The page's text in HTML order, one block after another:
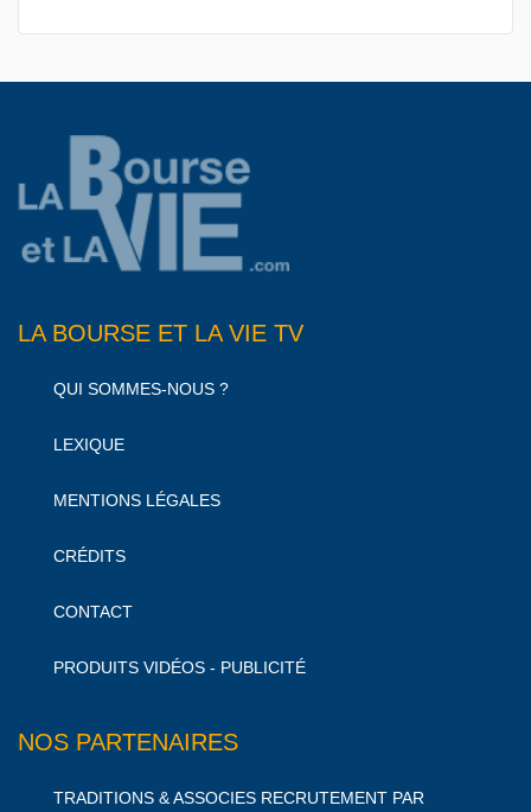
LA BOURSE ET LA VIE TV
QUI SOMMES-NOUS ?
LEXIQUE
MENTIONS LÉGALES
CRÉDITS
CONTACT
PRODUITS VIDÉOS - PUBLICITÉ
NOS PARTENAIRES
TRADITIONS & ASSOCIES RECRUTEMENT PAR